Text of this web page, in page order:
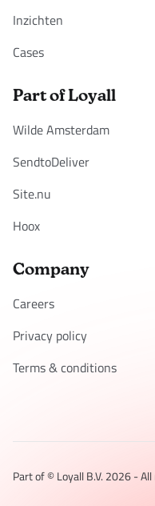
Inzichten
Cases
Part of Loyall
Wilde Amsterdam
SendtoDeliver
Site.nu
Hoox
Company
Careers
Privacy policy
Terms & conditions
Part of © Loyall B.V. 2026 -